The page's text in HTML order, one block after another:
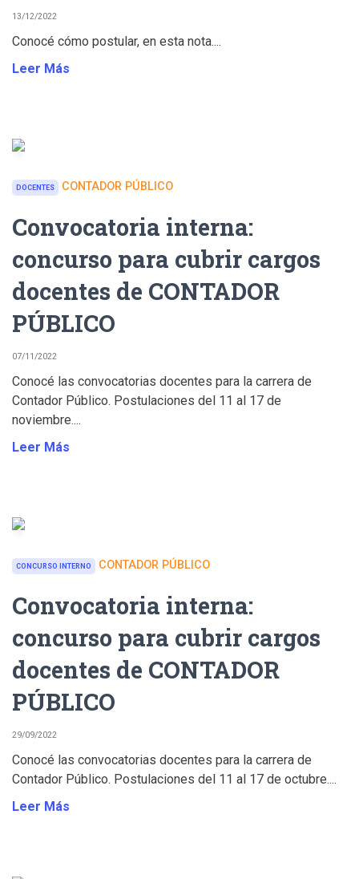
13/12/2022
Conocé cómo postular, en esta nota....
Leer Más
DOCENTES CONTADOR PÚBLICO
Convocatoria interna:
concurso para cubrir cargos
docentes de CONTADOR
PÚBLICO
07/11/2022
Conocé las convocatorias docentes para la carrera de
Contador Público. Postulaciones del 11 al 17 de
noviembre....
Leer Más
CONCURSO INTERNO CONTADOR PÚBLICO
Convocatoria interna:
concurso para cubrir cargos
docentes de CONTADOR
PÚBLICO
29/09/2022
Conocé las convocatorias docentes para la carrera de
Contador Público. Postulaciones del 11 al 17 de octubre....
Leer Más